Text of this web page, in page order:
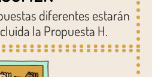
diferentes estarán
la Propuesta H.